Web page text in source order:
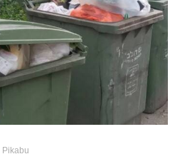
Pikabu